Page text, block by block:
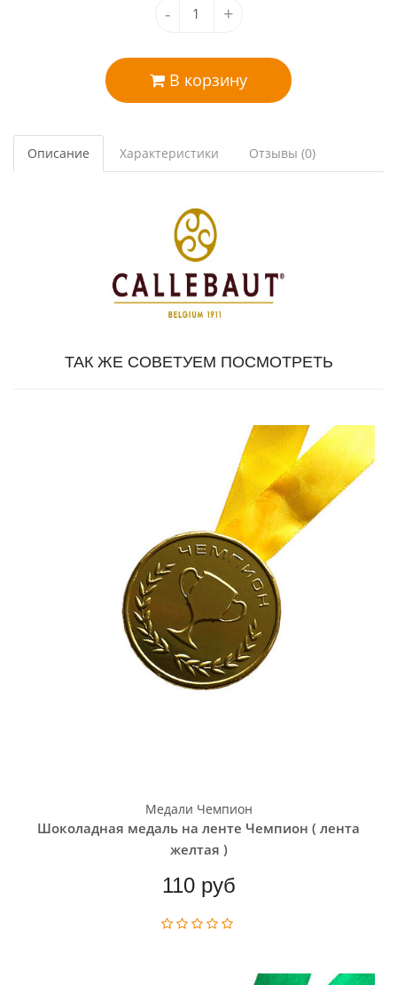
- +
В корзину
Описание Характеристики Отзывы (0)
ТАК ЖЕ СОВЕТУЕМ ПОСМОТРЕТЬ
Медали Чемпион
Шоколадная медаль на ленте Чемпион ( лента
желтая )
110 руб